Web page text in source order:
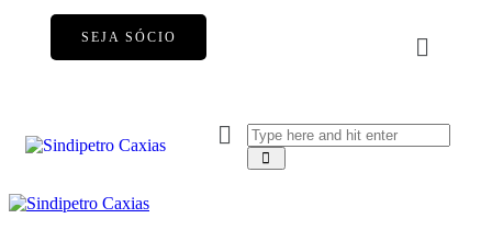
SEJA SÓCIO